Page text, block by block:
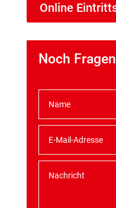
Online
Noch